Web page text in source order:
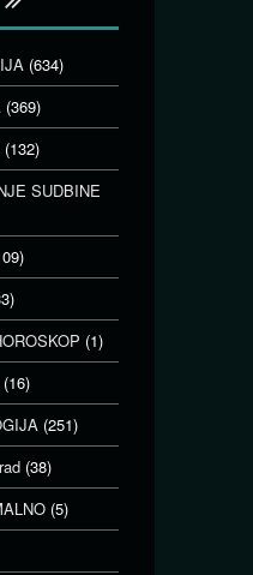
(634)
(369)
(132)
SUDBINE
(1)
(16)
(251)
(38)
(5)